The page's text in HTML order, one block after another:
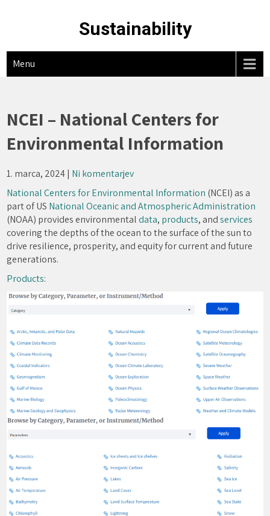
Sustainability
Menu
NCEI – National Centers for
Environmental Information
1. marca, 2024| Ni komentarjev
National Centers for Environmental Information (NCEI) as a
part of US National Oceanic and Atmospheric Administration
(NOAA) provides environmentaldata, products, andservices
covering the depths of the ocean to the surface of the sun to
drive resilience, prosperity, and equity for current and future
generations.
Products: